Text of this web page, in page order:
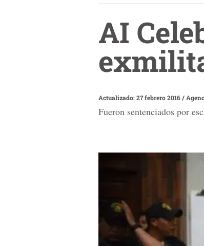
AI
Actualizado: 27 febrero 2016/
Fueron sentenciados por